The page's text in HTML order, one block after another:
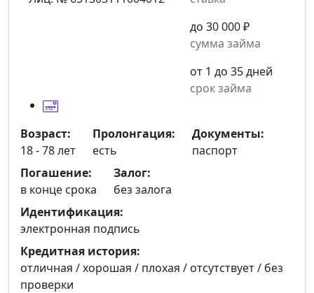
до 30 000 ₽
сумма займа
от 1 до 35 дней
срок займа
Возраст:
18 - 78 лет
Пролонгация:
есть
Документы:
паспорт
Погашение:
в конце срока
Залог:
без залога
Идентификация:
электронная подпись
Кредитная история:
отличная / хорошая / плохая / отсутствует / без
проверки